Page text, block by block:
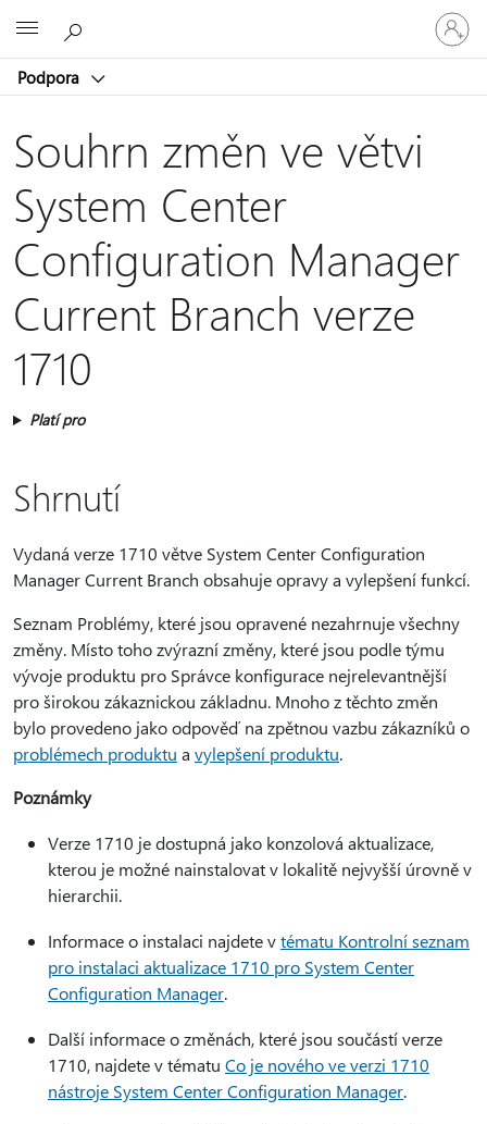
Podpora
Přihlaste
se
ke
účtu
Souhrn změn ve větvi
System Center
Configuration Manager
Current Branch verze
1710
Platí pro
Shrnutí
Vydaná verze 1710 větve System Center Configuration
Manager Current Branch obsahuje opravy a vylepšení funkcí.
Seznam Problémy, které jsou opravené nezahrnuje všechny
změny. Místo toho zvýrazní změny, které jsou podle týmu
vývoje produktu pro Správce konfigurace nejrelevantnější
pro širokou zákaznickou základnu. Mnoho z těchto změn
bylo provedeno jako odpověď na zpětnou vazbu zákazníků o
problémech produktu a vylepšení produktu.
Poznámky
Verze 1710 je dostupná jako konzolová aktualizace,
kterou je možné nainstalovat v lokalitě nejvyšší úrovně v
hierarchii.
Informace o instalaci najdete vtématu Kontrolní seznam
pro instalaci aktualizace 1710 pro System Center
Configuration Manager.
Další informace o změnách, které jsou součástí verze
1710, najdete v tématu Co je nového ve verzi 1710
nástroje System Center Configuration Manager.